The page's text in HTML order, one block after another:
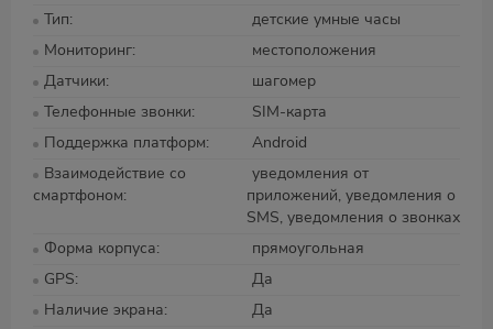
Тип
детские умные часы
Мониторинг
местоположения
Датчики
шагомер
Телефонные звонки
SIM-карта
Поддержка платформ
Android
Взаимодействие со
смартфоном
уведомления от
приложений, уведомления о
SMS, уведомления о звонках
Форма корпуса
прямоугольная
GPS
Да
Наличие экрана
Да